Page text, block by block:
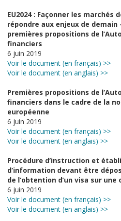
EU2024 : Façonner les marchés
répondre aux enjeux de
premières propositions de
financiers
6 juin 2019
Voir le document (en français) >>
Voir le document (en anglais) >>
Premières propositions de
financiers dans le cadre de la
européenne
6 juin 2019
Voir le document (en français) >>
Voir le document (en anglais) >>
Procédure d’instruction et
d’information devant être
de l’obtention d’un visa sur
6 juin 2019
Voir le document (en français) >>
Voir le document (en anglais) >>